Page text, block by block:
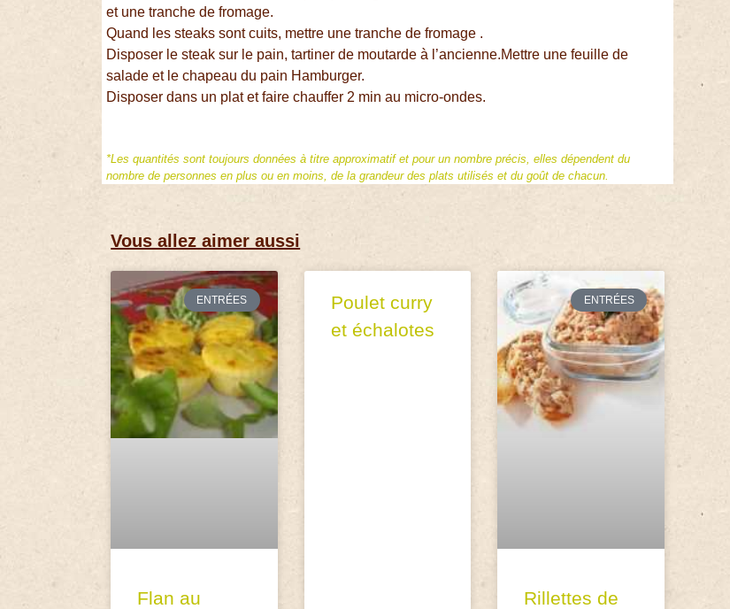
et une tranche de fromage.
Quand les steaks sont cuits, mettre une tranche de fromage .
Disposer le steak sur le pain, tartiner de moutarde à l’ancienne.Mettre une feuille de
salade et le chapeau du pain Hamburger.
Disposer dans un plat et faire chauffer 2 min au micro-ondes.
*Les quantités sont toujours données à titre approximatif et pour un nombre précis, elles dépendent du
nombre de personnes en plus ou en moins, de la grandeur des plats utilisés et du goût de chacun.
Vous allez aimer aussi
ENTRÉES
Flan au
Poulet curry
et échalotes
ENTRÉES
Rillettes de